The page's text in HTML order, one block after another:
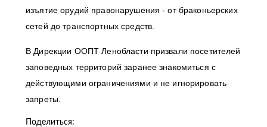
изъятие орудий правонарушения - от браконьерских
сетей до транспортных средств.
В Дирекции ООПТ Ленобласти призвали посетителей
заповедных территорий заранее знакомиться с
действующими ограничениями и не игнорировать
запреты.
Поделиться: